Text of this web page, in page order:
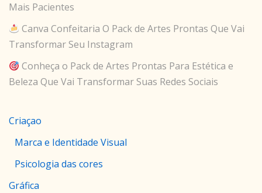
Mais Pacientes
Canva Confeitaria O Pack de Artes Prontas Que Vai
Transformar Seu Instagram
Conheça o Pack de Artes Prontas Para Estética e
Beleza Que Vai Transformar Suas Redes Sociais
Criaçao
Marca e Identidade Visual
Psicologia das cores
Gráfica